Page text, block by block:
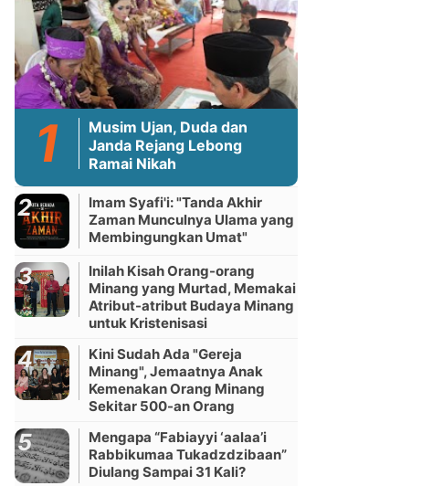
Musim Ujan, Duda dan
Janda Rejang Lebong
Ramai Nikah
Imam Syafi'i: "Tanda Akhir
Zaman Munculnya Ulama yang
Membingungkan Umat"
Inilah Kisah Orang-orang
Minang yang Murtad, Memakai
Atribut-atribut Budaya Minang
untuk Kristenisasi
Kini Sudah Ada "Gereja
Minang", Jemaatnya Anak
Kemenakan Orang Minang
Sekitar 500-an Orang
Mengapa “Fabiayyi ‘aalaa’i
Rabbikumaa Tukadzdzibaan”
Diulang Sampai 31 Kali?